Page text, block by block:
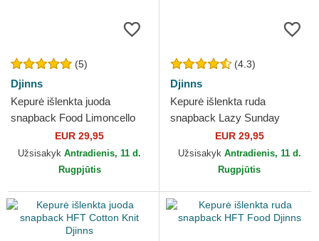
(5)
Djinns
Kepurė išlenkta juoda
snapback Food Limoncello
HFT DjinnsEUR 29,95
Užsisakyk Antradienis, 11 d.
Rugpjūtis
(4.3)
Djinns
Kepurė išlenkta ruda
snapback Lazy Sunday
Coffee HFT Djinns
EUR 29,95
Užsisakyk Antradienis, 11 d.
Rugpjūtis